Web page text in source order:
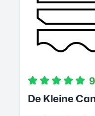
De Kleine